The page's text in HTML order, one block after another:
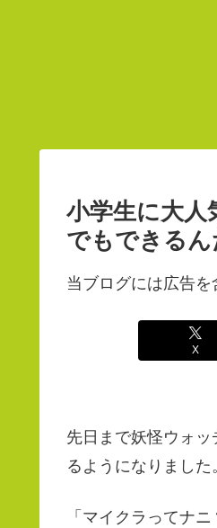
小学生に大
でもできるん
当ブログには広告を
X
先日まで妖怪ウォッ
るようになりました
「マイクラってナ